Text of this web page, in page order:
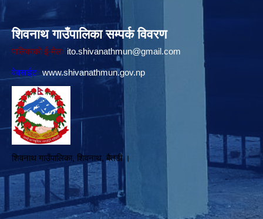
शिवनाथ गाउँपालिका सम्पर्क विवरण
पालिकाको ई-मेलः ito.shivanathmun@gmail.com
वेवसाईटः www.shivanathmun.gov.np
शिवनाथ गाउँपालिका, शिवनाथ, बैतडी ।